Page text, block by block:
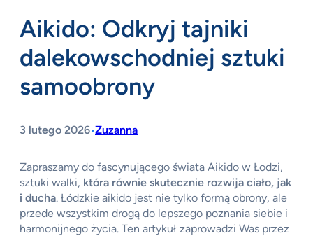
Aikido: Odkryj tajniki
dalekowschodniej sztuki
samoobrony
3 lutego 2026•Zuzanna
Zapraszamy do fascynującego świata Aikido w Łodzi,
sztuki walki, która równie skutecznie rozwija ciało, jak
i ducha. Łódzkie aikido jest nie tylko formą obrony, ale
przede wszystkim drogą do lepszego poznania siebie i
harmonijnego życia. Ten artykuł zaprowadzi Was przez